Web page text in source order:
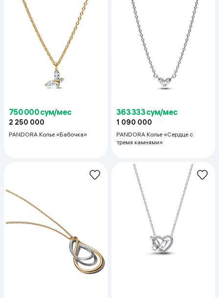
750 000 сум/мес
2 250 000
PANDORA Колье «Бабочка»
363 333 сум/мес
1 090 000
PANDORA Колье «Сердце с
тремя камнями»